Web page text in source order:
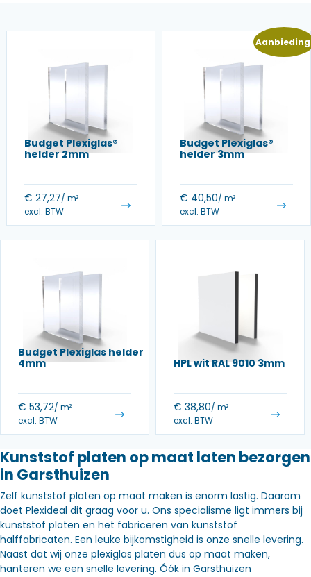
Budget Plexiglas®
helder 2mm
€ 27,27/ m²
excl. BTW
Budget Plexiglas®
helder 3mm
€ 40,50/ m²
excl. BTW
Budget Plexiglas helder
4mm
€ 53,72/ m²
excl. BTW
HPL wit RAL 9010 3mm
€ 38,80/ m²
excl. BTW
Kunststof platen op maat laten bezorgen
in Garsthuizen
Zelf kunststof platen op maat maken is enorm lastig. Daarom
doet Plexideal dit graag voor u. Ons specialisme ligt immers bij
kunststof platen en het fabriceren van kunststof
halffabricaten. Een leuke bijkomstigheid is onze snelle levering.
Naast dat wij onze plexiglas platen dus op maat maken,
hanteren we een snelle levering. Óók in Garsthuizen